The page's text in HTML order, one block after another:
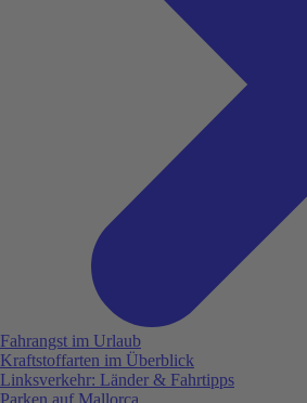
Fahrangst im Urlaub
Kraftstoffarten im Überblick
Linksverkehr: Länder & Fahrtipps
Parken auf Mallorca